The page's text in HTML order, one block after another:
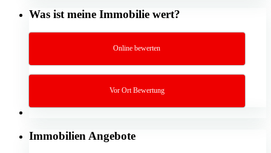
Was ist meine Immobilie wert?
Online bewerten
Vor Ort Bewertung
Immobilien Angebote